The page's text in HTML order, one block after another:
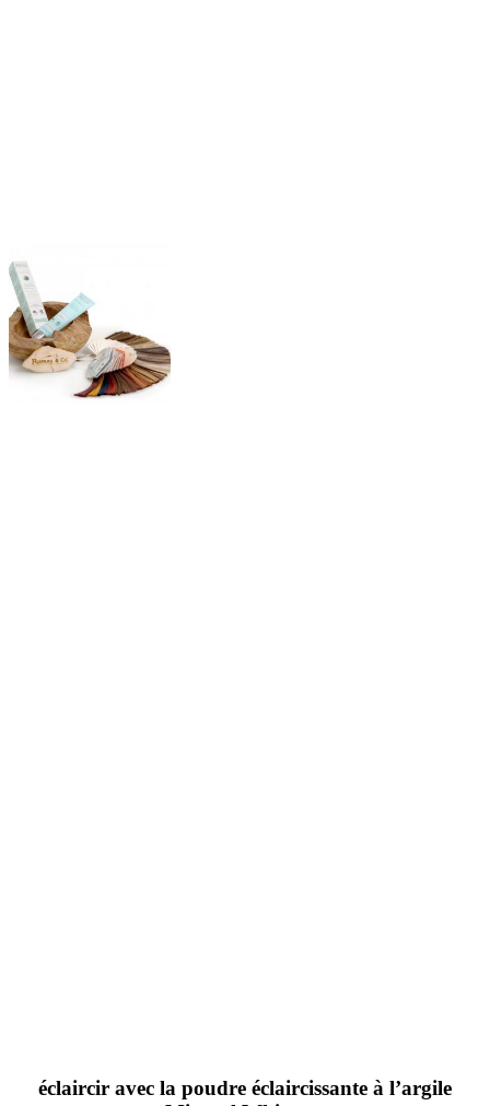
éclaircir avec la poudre éclaircissante à l’argile